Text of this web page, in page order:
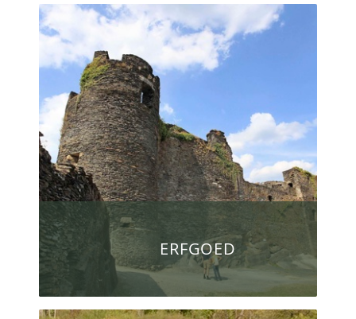
ERFGOED